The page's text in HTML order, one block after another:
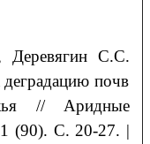
ДеревягинС.С.
почв
// Аридные
(90). С. 20-27. |